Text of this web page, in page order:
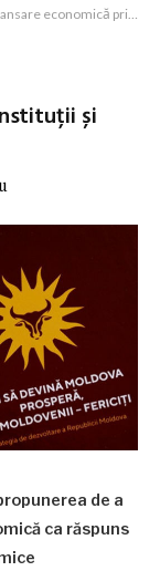
economică prin dialog
și
de a
ca răspuns